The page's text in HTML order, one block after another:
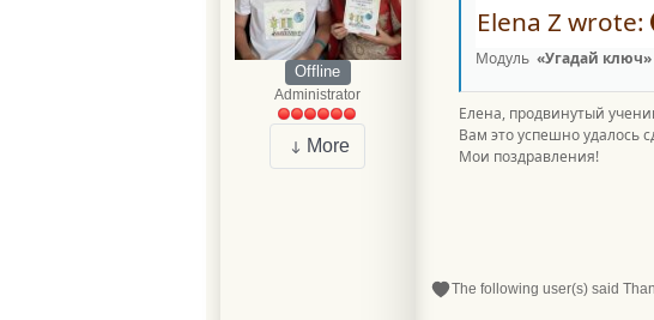
Offline
Administrator
More
Elena Z wrote:
Модуль «Угадай ключ»
Елена, продвинутый
Вам это успешно удалось
Мои поздравления!
The following user(s) said